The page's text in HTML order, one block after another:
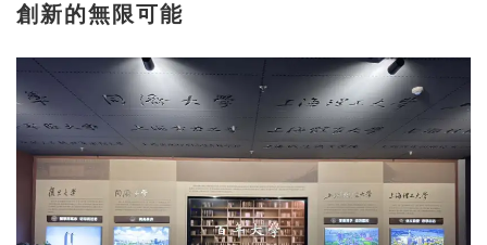
創新的無限可能